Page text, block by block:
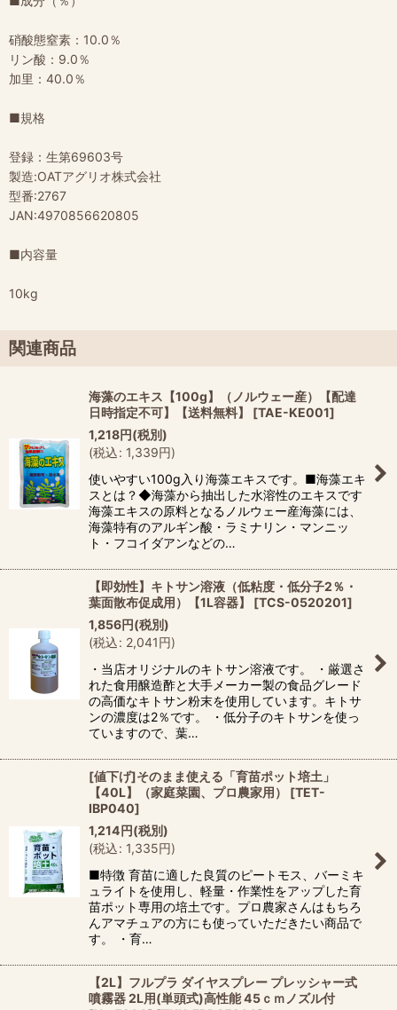
硝酸態窒素：10.0％
リン酸：9.0％
加里：40.0％
■規格
登録：生第69603号
製造:OATアグリオ株式会社
型番:2767
JAN:4970856620805
■内容量
10kg
関連商品
海藻のエキス【100g】（ノルウェー産）【配達
日時指定不可】【送料無料】
[TAE-KE001]
1,218円(税別)
(税込: 1,339円)
使いやすい100g入り海藻エキスです。■海藻エキ
スとは？◆海藻から抽出した水溶性のエキスです
海藻エキスの原料となるノルウェー産海藻には、
海藻特有のアルギン酸・ラミナリン・マンニッ
ト・フコイダアンなどの…
【即効性】キトサン溶液（低粘度・低分子2％・
葉面散布促成用）【1L容器】
[TCS-0520201]
1,856円(税別)
(税込: 2,041円)
・当店オリジナルのキトサン溶液です。 ・厳選さ
れた食用醸造酢と大手メーカー製の食品グレード
の高価なキトサン粉末を使用しています。キトサ
ンの濃度は2％です。 ・低分子のキトサンを使っ
ていますので、葉…
[値下げ]そのまま使える「育苗ポット培土」
【40L】（家庭菜園、プロ農家用）
[TET-
IBP040]
1,214円(税別)
(税込: 1,335円)
■特徴 育苗に適した良質のピートモス、バーミキ
ュライトを使用し、軽量・作業性をアップした育
苗ポット専用の培土です。プロ農家さんはもちろ
んアマチュアの方にも使っていただきたい商品で
す。 ・育…
【2L】フルプラ ダイヤスプレー プレッシャー式
噴霧器 2L用(単頭式)高性能 45ｃｍノズル付